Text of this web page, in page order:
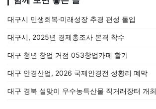
대구시 민생회복·미래성장 추경 편성 돌입
대구시, 2025년 경제총조사 본격 착수
대구 청년 창업 거점 053창업카페 활기
대구 안경산업, 2026 국제안경전 성황리 폐막
대구 경북 설맞이 우수농특산물 직거래장터 개최